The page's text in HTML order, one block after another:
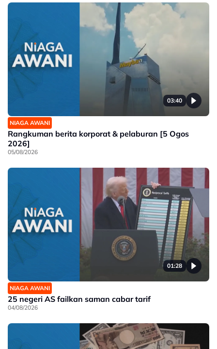
03:40
NIAGA AWANI
Rangkuman berita korporat & pelaburan [5 Ogos
2026]
05/08/2026
01:28
NIAGA AWANI
25 negeri AS failkan saman cabar tarif
04/08/2026